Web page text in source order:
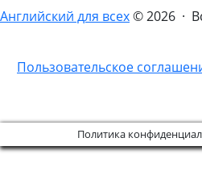
Английский для всех© 2026 ·
Пользовательское
Политика